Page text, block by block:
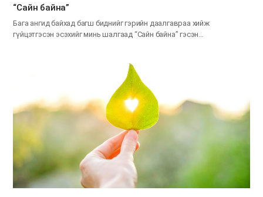
“Сайн байна”
Бага ангид байхад багш биднийг гэрийн даалгавраа хийж
гүйцэтгэсэн эсэхийг минь шалгаад “Сайн байна” гэсэн…